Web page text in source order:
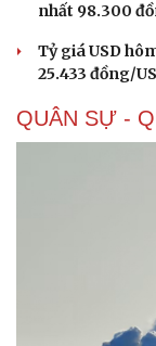
nhất 98.300
Tỷ giá USD
25.433 đồng/
QUÂN SỰ -